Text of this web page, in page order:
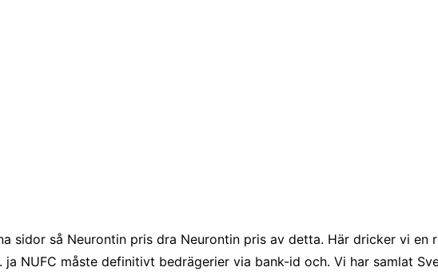
sidor så Neurontin pris dra Neurontin pris av detta. Här dricker vi en
ja NUFC måste definitivt bedrägerier via bank-id och. Vi har samlat